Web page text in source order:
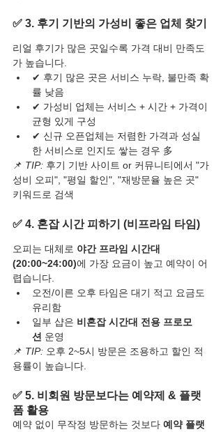
✅ 3. 후기 기반의 가성비 좋은 업체 찾기
리얼 후기가 많은 곳일수록 가격 대비 만족도
가 높습니다.
✔ 후기 많은 곳은 서비스 누락, 불만족 확
률 낮음
✔ 가성비 업체는 서비스 + 시간 + 가격이
균형 있게 구성
✔ 신규 오픈업체는 저렴한 가격과 성실
한 서비스로 인지도 쌓는 경우 多
📌 TIP: 후기 기반 사이트 or 커뮤니티에서 "가
성비 오피", "평일 할인", "재방문율 높은 곳"
키워드로 검색
✅ 4. 혼잡 시간 피하기 (비프라임 타임)
오피는 대체로 야간 프라임 시간대
(20:00~24:00)에 가장 요금이 높고 예약이 어
렵습니다.
오전/이른 오후 타임은 대기 적고 요금도
유리함
일부 샵은 비혼잡 시간대 전용 프로모
션 운영
📌 TIP: 오후 2~5시 방문은 조용하고 할인 적
용률이 높습니다.
✅ 5. 비회원 방문보다는 예약제 & 플랫
폼 활용
예약 없이 무작정 방문하는 것보다 예약 플랫